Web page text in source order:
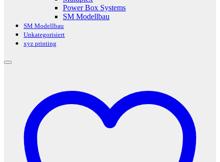
Power Box Systems
SM Modellbau
SM Modellbau
Unkategorisiert
xyz printing